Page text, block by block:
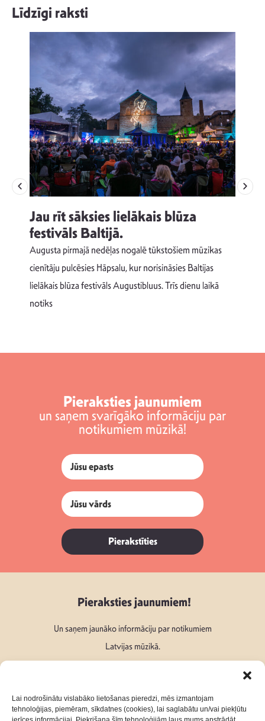
Lai nodrošinātu vislabāko lietošanas pieredzi, mēs izmantojam
tehnoloģijas, piemēram, sīkdatnes (cookies), lai saglabātu un/vai piekļūtu
Līdzīgi raksti
Jau rīt sāksies lielākais blūza
festivāls Baltijā.
Augusta pirmajā nedēļas nogalē tūkstošiem mūzikas
cienītāju pulcēsies Hāpsalu, kur norisināsies Baltijas
lielākais blūza festivāls Augustibluus. Trīs dienu laikā
notiks
Pieraksties jaunumiem
un saņem svarīgāko informāciju par
notikumiem mūzikā!
Pierakstīties
Pieraksties jaunumiem!
Un saņem jaunāko informāciju par notikumiem
Latvijas mūzikā.